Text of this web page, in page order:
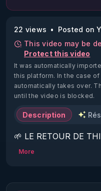
22 views
Posted on
This video may be
Protect this video
It was automatically
this platform. In the case
automatically takes over.
until the video is blocked.
Description
🌱 LE RETOUR DE
2022)!
https://www.rgnr.fr/
More